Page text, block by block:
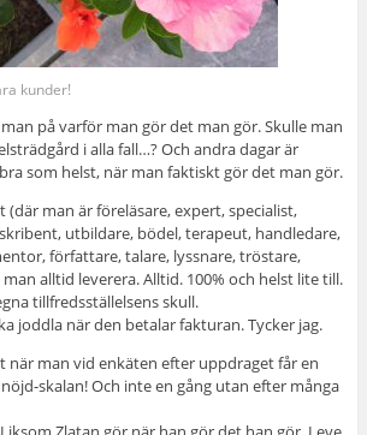
kunder!
på varför man gör det man gör. Skulle man
i alla fall…? Och andra dagar är
som helst, när man faktiskt gör det man gör.
(där man är föreläsare, expert, specialist,
utbildare, bödel, terapeut, handledare,
författare, talare, lyssnare, tröstare,
alltid leverera. Alltid. 100% och helst lite till.
tillfredsställelsens skull.
joddla när den betalar fakturan. Tycker jag.
när man vid enkäten efter uppdraget får en
skalan! Och inte en gång utan efter många